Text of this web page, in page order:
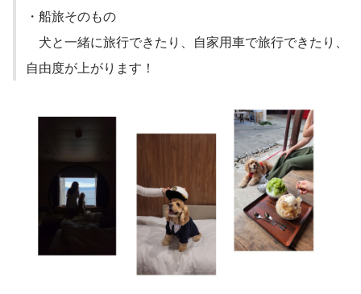
・船旅そのもの
犬と一緒に旅行できたり、自家用車で旅行できたり、
自由度が上がります！